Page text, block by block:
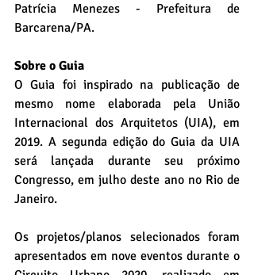
Patrícia Menezes - Prefeitura de
Barcarena/PA.
Sobre o Guia
O Guia foi inspirado na publicação de
mesmo nome elaborada pela União
Internacional dos Arquitetos (UIA), em
2019. A segunda edição do Guia da UIA
será lançada durante seu próximo
Congresso, em julho deste ano no Rio de
Janeiro.
Os projetos/planos selecionados foram
apresentados em nove eventos durante o